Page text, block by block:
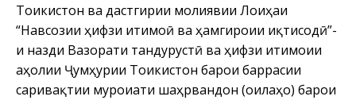
Тоҷикистон ва дастгирии молиявии Лоиҳаи
“Навсозии ҳифзи иҷтимоӣ ва ҳамгироии иқтисодӣ”-
и назди Вазорати тандурустӣ ва ҳифзи иҷтимоии
аҳолии Ҷумҳурии Тоҷикистон барои баррасии
саривақтии муроҷиати шаҳрвандон (оилаҳо) барои